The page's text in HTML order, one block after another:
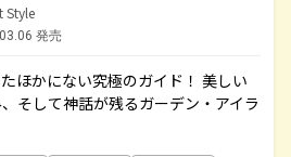
Style
発売
ほかにない究極のガイド！ 美しい
そして神話が残るガーデン・アイラ